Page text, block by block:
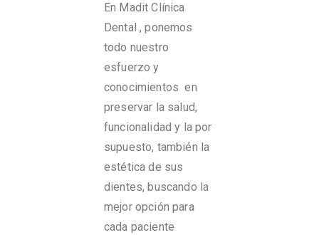
En Madit Clínica
Dental , ponemos
todo nuestro
esfuerzo y
conocimientos en
preservar la salud,
funcionalidad y la por
supuesto, también la
estética de sus
dientes, buscando la
mejor opción para
cada paciente